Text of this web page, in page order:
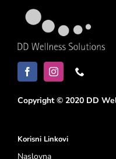
Copyright © 2020 DD
Korisni Linkovi
Naslovna